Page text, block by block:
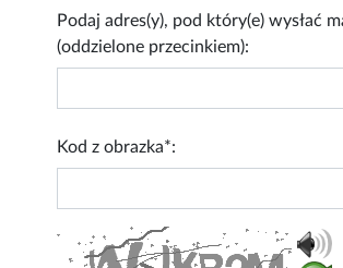
Podaj adres(y), pod który(e) wysłać
(oddzielone przecinkiem):
Kod z obrazka*: